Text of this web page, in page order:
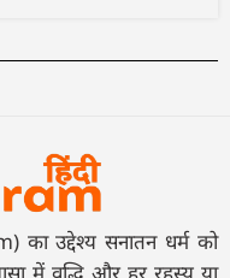
का उद्देश्य सनातन धर्म को